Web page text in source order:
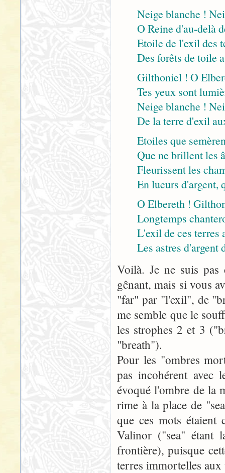
Neige blanche !
O Reine d'au-delà
Etoile de l'exil des
Des forêts de toile
Gilthoniel ! O
Tes yeux sont
Neige blanche !
De la terre d'exil
Etoiles que
Que ne brillent les
Fleurissent les
En lueurs d'argent,
O Elbereth !
Longtemps
L'exil de ces terres
Les astres d'argent
Voilà. Je ne suis
gênant, mais si vous
"far" par "l'exil", de
me semble que le
les strophes 2 et 3
"breath").
Pour les "ombres
pas incohérent avec
évoqué l'ombre de la
rime à la place de
que ces mots étaient
Valinor ("sea" étant
frontière), puisque
terres immortelles